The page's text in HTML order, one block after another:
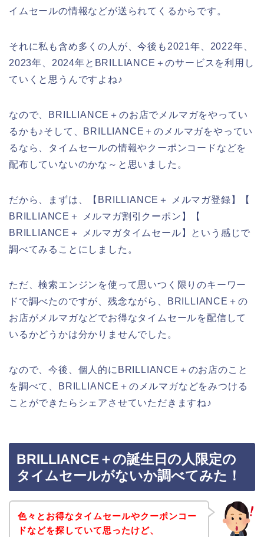
イムセールの情報などが送られてくるからです。
それに私も含め多くの人が、今後も2021年、2022年、
2023年、2024年とBRILLIANCE＋のサービスを利用し
ていくと思うんですよね♪
なので、BRILLIANCE＋のお店でメルマガをやってい
るかも♪そして、BRILLIANCE＋のメルマガをやってい
るなら、タイムセールの情報やクーポンコードなどを
配布していないのかな～と思いました。
だから、まずは、【BRILLIANCE＋ メルマガ登録】【
BRILLIANCE＋ メルマガ割引クーポン】【
BRILLIANCE＋ メルマガタイムセール】という感じで
調べてみることにしました。
ただ、検索エンジンを使って思いつく限りのキーワー
ドで調べたのですが、残念ながら、BRILLIANCE＋の
お店がメルマガなどでお得なタイムセールを配信して
いるかどうかは分かりませんでした。
なので、今後、個人的にBRILLIANCE＋のお店のこと
を調べて、BRILLIANCE＋のメルマガなどをみつける
ことができたらシェアさせていただきますね♪
BRILLIANCE＋の誕生日の人限定の
タイムセールがないか調べてみた！
色々とお得なタイムセールやクーポンコー
ドなどを探していて思ったけど、